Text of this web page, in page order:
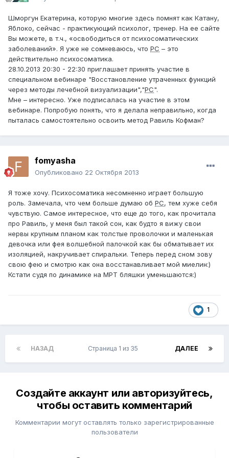
Шморгун Екатерина, которую многие здесь помнят как Катану,
Яблоко, сейчас - практикующий психолог, тренер. На ее сайте
Вы можете, в т.ч., «освободиться от психосоматических
заболеваний». Я уже не сомневаюсь, что РС – это
действительно психосоматика.
28.10.2013 20:30 - 22:30 приглашает принять участие в
специальном вебинаре "Восстановление утраченных функций
через методы лечебной визуализации","РС".
Мне – интересно. Уже подписалась на участие в этом
вебинаре. Попробую понять, что я делала неправильно, когда
пыталась самостоятельно освоить метод Равиль Кофман?
fomyasha
Опубликовано 22 Октября 2013
Я тоже хочу. Психосоматика несомненно играет большую
роль. Замечала, что чем больше думаю об РС, тем хуже себя
чувствую. Самое интересное, что еще до того, как прочитала
про Равиль, у меня был такой сон, как будто я вижу свои
нервы крупным планом как толстые проволочки и маленькая
девочка или фея волшебной палочкой как бы обматывает их
изоляцией, накручивает спиральки. Теперь перед сном зову
свою фею и смотрю как она восстанавливает мой миелин:)
Кстати судя по динамике на МРТ бляшки уменьшаются:)
1
НАЗАД ДАЛЕЕ
Страница 1 из 35
Создайте аккаунт или авторизуйтесь,
чтобы оставить комментарий
Комментарии могут оставлять только зарегистрированные
пользователи